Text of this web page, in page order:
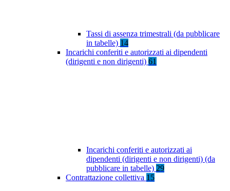
Tassi di assenza trimestrali (da pubblicare
in tabelle) 14
Incarichi conferiti e autorizzati ai dipendenti
(dirigenti e non dirigenti) 61
Incarichi conferiti e autorizzati ai
dipendenti (dirigenti e non dirigenti) (da
pubblicare in tabelle) 29
Contrattazione collettiva 15